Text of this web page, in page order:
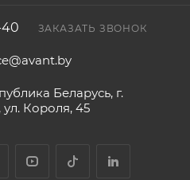
40 ЗАКАЗАТЬ ЗВОНОК
Беларусь, г.
Короля, 45